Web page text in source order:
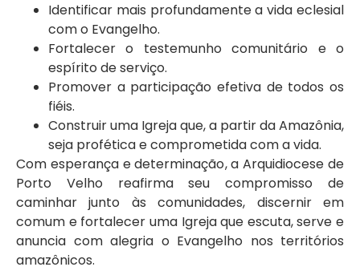
Identificar mais profundamente a vida eclesial
com o Evangelho.
Fortalecer o testemunho comunitário e o
espírito de serviço.
Promover a participação efetiva de todos os
fiéis.
Construir uma Igreja que, a partir da Amazônia,
seja profética e comprometida com a vida.
Com esperança e determinação, a Arquidiocese de
Porto Velho reafirma seu compromisso de
caminhar junto às comunidades, discernir em
comum e fortalecer uma Igreja que escuta, serve e
anuncia com alegria o Evangelho nos territórios
amazônicos.